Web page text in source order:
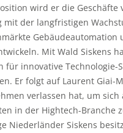
wird er die Geschäfte
mit der langfristigen
Gebäudeautomation
Mit Wald Siskens
für innovative Technologie-
Er folgt auf Laurent Giai-
verlassen hat, um sich
in der Hightech-Branche
Niederländer Siskens